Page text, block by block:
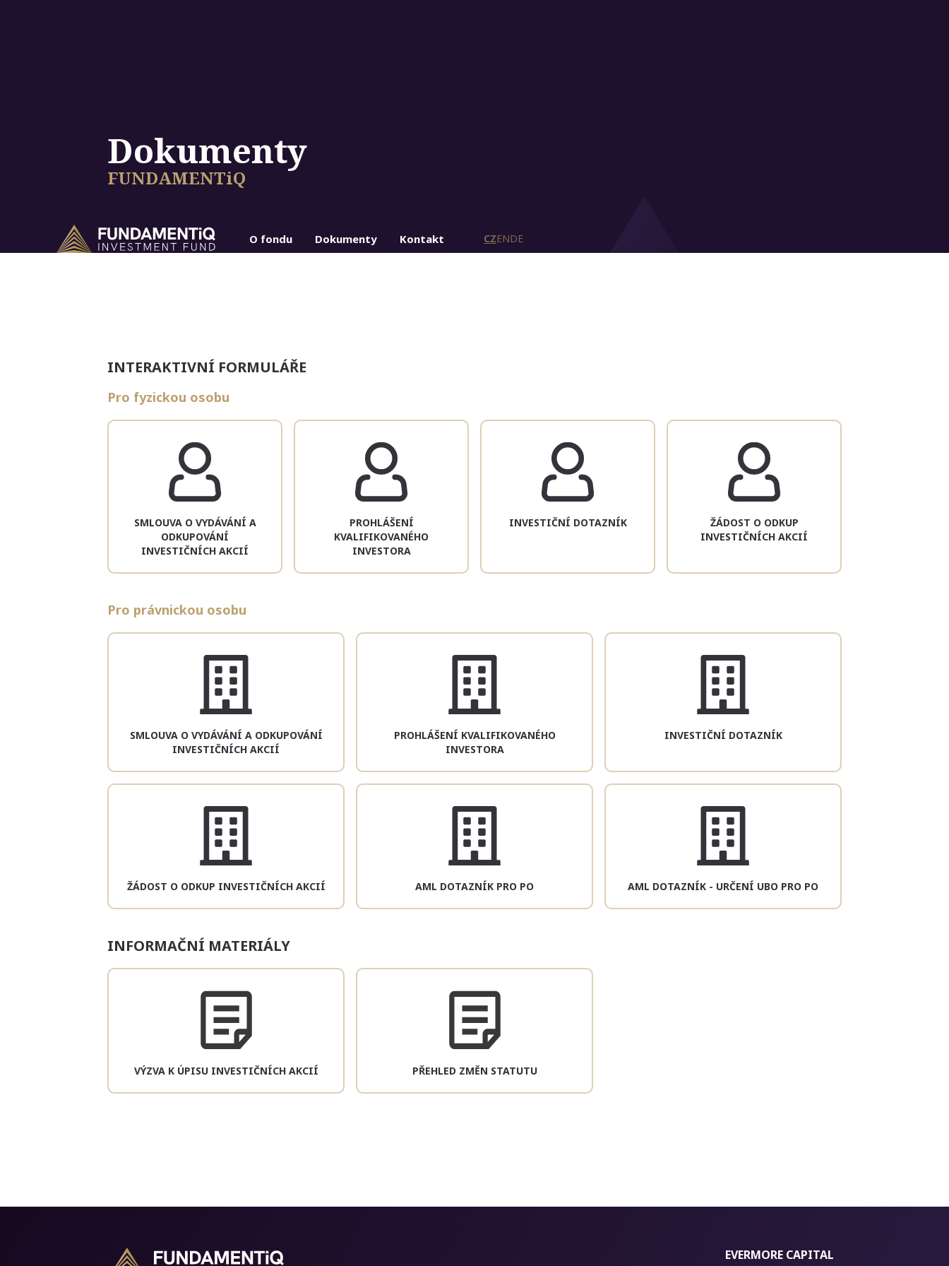
Dokumenty
FUNDAMENTiQ
O fondu Dokumenty Kontakt CZENDE
INTERAKTIVNÍ FORMULÁŘE
Pro fyzickou osobu
SMLOUVA O VYDÁVÁNÍ A
ODKUPOVÁNÍ
INVESTIČNÍCH AKCIÍ
PROHLÁŠENÍ
KVALIFIKOVANÉHO
INVESTORA
INVESTIČNÍ DOTAZNÍK
ŽÁDOST O ODKUP
INVESTIČNÍCH AKCIÍ
Pro právnickou osobu
SMLOUVA O VYDÁVÁNÍ A ODKUPOVÁNÍ
INVESTIČNÍCH AKCIÍ
PROHLÁŠENÍ KVALIFIKOVANÉHO
INVESTORA
INVESTIČNÍ DOTAZNÍK
ŽÁDOST O ODKUP INVESTIČNÍCH AKCIÍ AML DOTAZNÍK PRO PO AML DOTAZNÍK - URČENÍ UBO PRO PO
INFORMAČNÍ MATERIÁLY
VÝZVA K ÚPISU INVESTIČNÍCH AKCIÍ PŘEHLED ZMĚN STATUTU
EVERMORE CAPITAL